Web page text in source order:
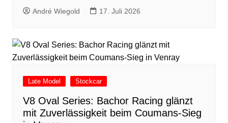
André Wiegold 17. Juli 2026
Late Model Stockcar
V8 Oval Series: Bachor Racing glänzt
mit Zuverlässigkeit beim Coumans-Sieg